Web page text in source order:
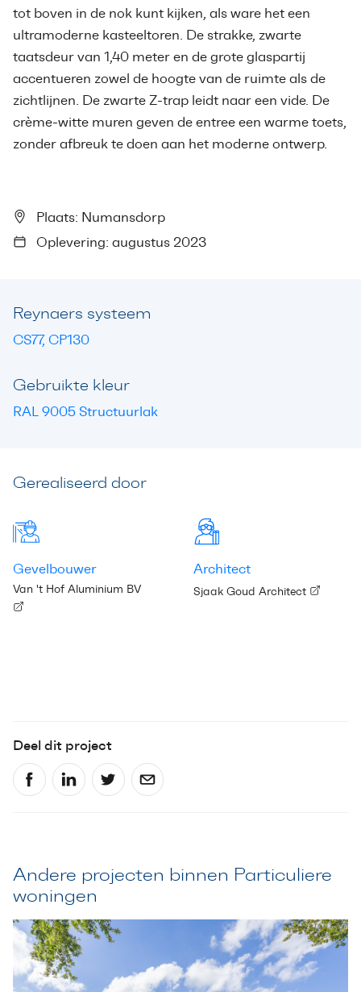
tot boven in de nok kunt kijken, als ware het een
ultramoderne kasteeltoren. De strakke, zwarte
taatsdeur van 1,40 meter en de grote glaspartij
accentueren zowel de hoogte van de ruimte als de
zichtlijnen. De zwarte Z-trap leidt naar een vide. De
crème-witte muren geven de entree een warme toets,
zonder afbreuk te doen aan het moderne ontwerp.
Plaats: Numansdorp
Oplevering: augustus 2023
Reynaers systeem
CS77, CP130
Gebruikte kleur
RAL 9005 Structuurlak
Gerealiseerd door
Gevelbouwer
Van 't Hof Aluminium BV
Architect
Sjaak Goud Architect
Deel dit project
Andere projecten binnen Particuliere
woningen